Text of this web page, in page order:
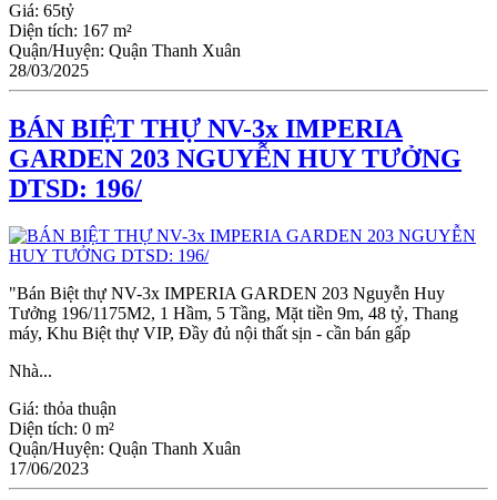
Giá: 65tỷ
Diện tích: 167 m²
Quận/Huyện: Quận Thanh Xuân
28/03/2025
BÁN BIỆT THỰ NV-3x IMPERIA
GARDEN 203 NGUYỄN HUY TƯỞNG
DTSD: 196/
"Bán Biệt thự NV-3x IMPERIA GARDEN 203 Nguyễn Huy
Tưởng 196/1175M2, 1 Hầm, 5 Tầng, Mặt tiền 9m, 48 tỷ, Thang
máy, Khu Biệt thự VIP, Đầy đủ nội thất sịn - cần bán gấp
Nhà...
Giá: thỏa thuận
Diện tích: 0 m²
Quận/Huyện: Quận Thanh Xuân
17/06/2023